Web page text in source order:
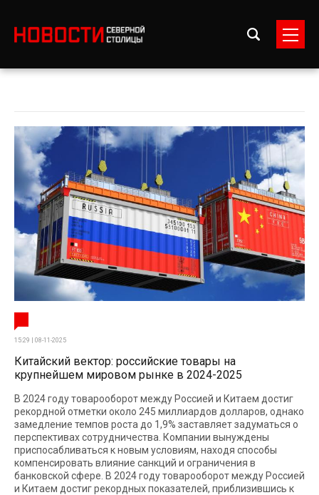
15:29 | 08-11-2025
Китайский вектор: российские товары на
крупнейшем мировом рынке в 2024-2025
В 2024 году товарооборот между Россией и Китаем достиг
рекордной отметки около 245 миллиардов долларов, однако
замедление темпов роста до 1,9% заставляет задуматься о
перспективах сотрудничества. Компании вынуждены
приспосабливаться к новым условиям, находя способы
компенсировать влияние санкций и ограничения в
банковской сфере. В 2024 году товарооборот между Россией
и Китаем достиг рекордных показателей, приблизившись к